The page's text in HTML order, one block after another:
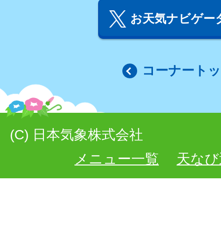
お天気ナビゲー
コーナート
(C) 日本気象株式会社
メニュー一覧
天な